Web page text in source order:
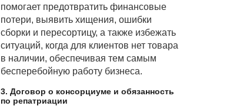
помогает предотвратить финансовые
потери, выявить хищения, ошибки
сборки и пересортицу, а также избежать
ситуаций, когда для клиентов нет товара
в наличии, обеспечивая тем самым
бесперебойную работу бизнеса.
3. Договор о консорциуме и обязанность
по репатриации